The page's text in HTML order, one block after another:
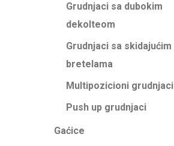
Grudnjaci sa dubokim
dekolteom
Grudnjaci sa skidajućim
bretelama
Multipozicioni grudnjaci
Push up grudnjaci
Gaćice